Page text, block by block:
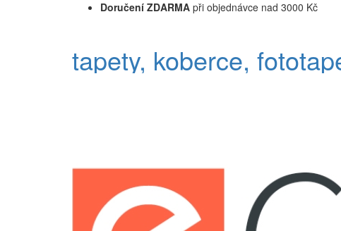
Doručení ZDARMA při objednávce nad 3000 Kč
tapety, koberce,